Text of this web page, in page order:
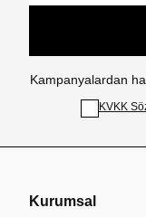
Kampanyalardan
KVKK
Kurumsal